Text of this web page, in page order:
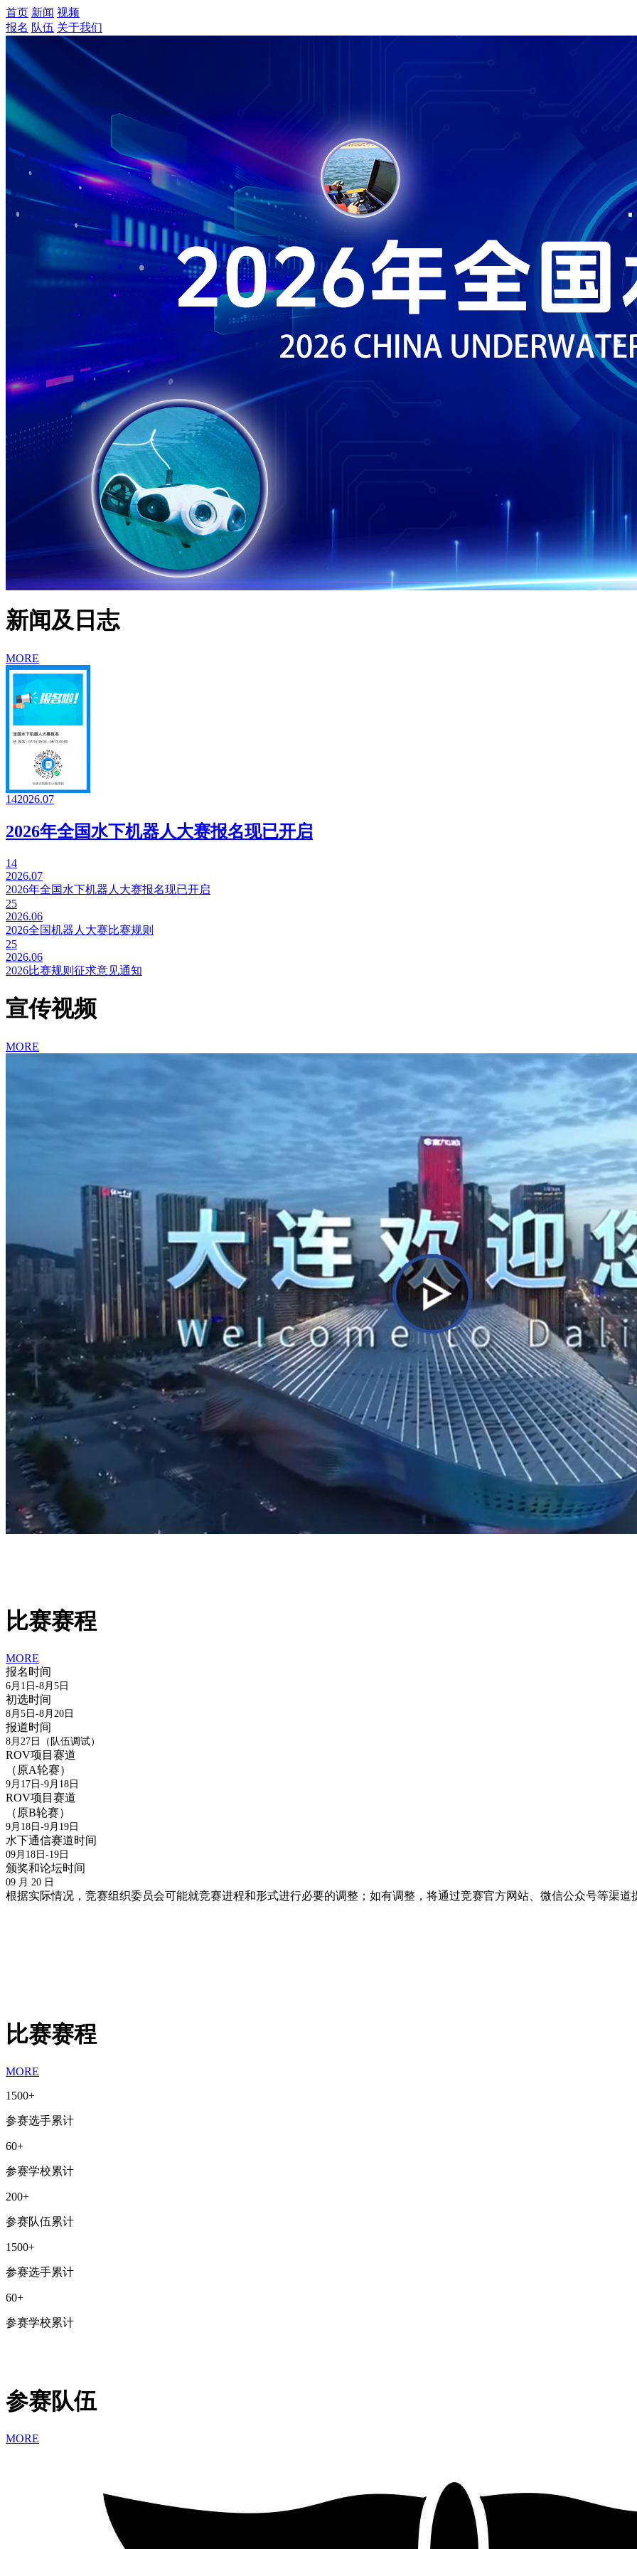
首页 新闻 视频
报名 队伍 关于我们
新闻及日志
MORE
142026.07
2026年全国水下机器人大赛报名现已开启
14
2026.07
2026年全国水下机器人大赛报名现已开启
25
2026.06
2026全国机器人大赛比赛规则
25
2026.06
2026比赛规则征求意见通知
宣传视频
MORE
比赛赛程
MORE
报名时间
6月1日-8月5日
初选时间
8月5日-8月20日
报道时间
8月27日（队伍调试）
ROV项目赛道
（原A轮赛）
9月17日-9月18日
ROV项目赛道
（原B轮赛）
9月18日-9月19日
水下通信赛道时间
09月18日-19日
颁奖和论坛时间
09 月 20 日
根据实际情况，竞赛组织委员会可能就竞赛进程和形式进行必要的调整；如有调整，将通过竞赛官方网站、微信公众号等渠道
比赛赛程
MORE
1500+
参赛选手累计
60+
参赛学校累计
200+
参赛队伍累计
1500+
参赛选手累计
60+
参赛学校累计
参赛队伍
MORE